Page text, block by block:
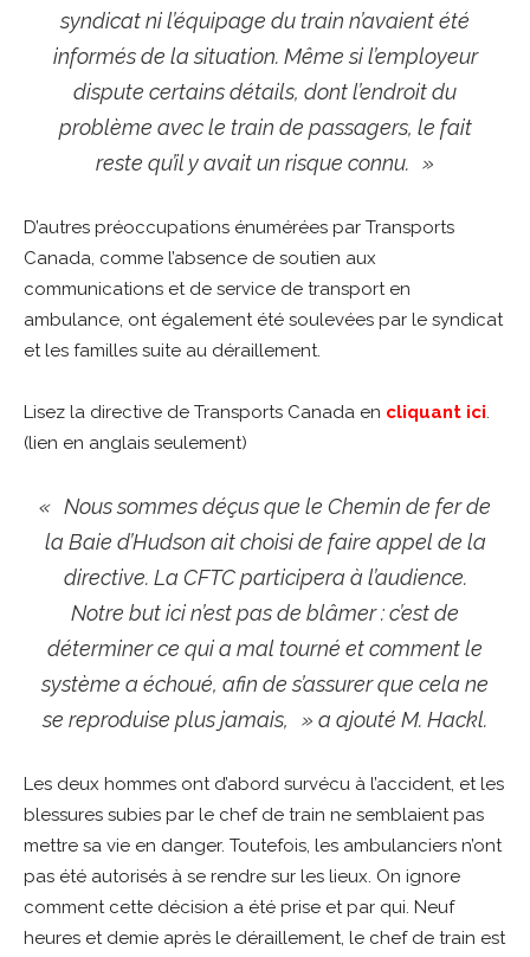
syndicat ni l’équipage du train n’avaient été
informés de la situation. Même si l’employeur
dispute certains détails, dont l’endroit du
problème avec le train de passagers, le fait
reste qu’il y avait un risque connu. »
D’autres préoccupations énumérées par Transports
Canada, comme l’absence de soutien aux
communications et de service de transport en
ambulance, ont également été soulevées par le syndicat
et les familles suite au déraillement.
Lisez la directive de Transports Canada en cliquant ici.
(lien en anglais seulement)
« Nous sommes déçus que le Chemin de fer de
la Baie d’Hudson ait choisi de faire appel de la
directive. La CFTC participera à l’audience.
Notre but ici n’est pas de blâmer : c’est de
déterminer ce qui a mal tourné et comment le
système a échoué, afin de s’assurer que cela ne
se reproduise plus jamais, » a ajouté M. Hackl.
Les deux hommes ont d’abord survécu à l’accident, et les
blessures subies par le chef de train ne semblaient pas
mettre sa vie en danger. Toutefois, les ambulanciers n’ont
pas été autorisés à se rendre sur les lieux. On ignore
comment cette décision a été prise et par qui. Neuf
heures et demie après le déraillement, le chef de train est